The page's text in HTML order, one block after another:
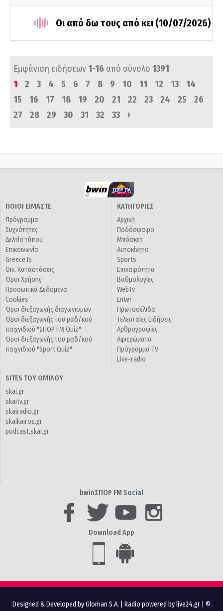
Οι από δω τους από κει (10/07/2026)
Εμφάνιση ειδήσεων1-16 από σύνολο 1391
1
2 3 4 5 6 7 8 9 10 11 12 13
14
15
16 17 18 19 20 21 22 23 24 25
26
27
28 29 30 31 32 33 ›
ΠΟΙΟΙ ΕΙΜΑΣΤΕ
Πρόγραμμα
Συχνότητες
Δελτία τύπου
Επικοινωνία
Greece Is
Οικ. Καταστάσεις
Όροι Χρήσης
Προσωπικά Δεδομένα
Cookies
Όροι διεξαγωγής διαγωνισμών
Όροι διεξαγωγής του ραδ/κού
παιχνιδιού "ΣΠΟΡ FM Quiz"
Όροι διεξαγωγής του ραδ/κού
παιχνιδιού "Sport Quiz"
ΚΑΤΗΓΟΡΙΕΣ
Αρχική
Ποδόσφαιρο
Μπάσκετ
Αυτοκίνητο
Sports
Επικαιρότητα
Βαθμολογίες
WebTv
Enter
Πρωτοσέλιδα
Τελευταίες Ειδήσεις
Αρθρογραφίες
Αφιερώματα
Πρόγραμμα TV
Live-radio
SITES ΤΟΥ ΟΜΙΛΟΥ
skai.gr
skaitv.gr
skairadio.gr
skaikairos.gr
podcast.skai.gr
bwinΣΠΟΡ FM Social
Download App
Designed & Developed by Gloman S.A. Radio powered by live24.gr | ©